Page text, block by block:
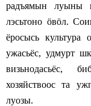
радъямын луыны
лэсьтоно ӧвӧл.
ёросысь культура
ужасьёс, удмурт
визьнодасьёс,
хозяйствоос та
луозы.